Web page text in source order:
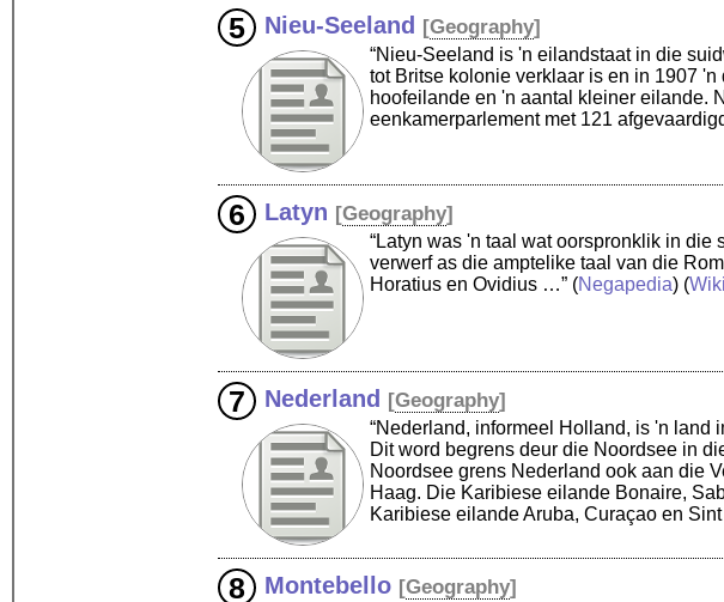
Nieu-Seeland [Geography]
“Nieu-Seeland is 'n eilandstaat in die
tot Britse kolonie verklaar is en in 1907
hoofeilande en 'n aantal kleiner eilande.
eenkamerparlement met 121
Latyn [Geography]
“Latyn was 'n taal wat oorspronklik in
verwerf as die amptelike taal van die
Horatius en Ovidius …” (Negapedia) (
Nederland [Geography]
“Nederland, informeel Holland, is 'n land
Dit word begrens deur die Noordsee in
Noordsee grens Nederland ook aan die
Haag. Die Karibiese eilande Bonaire,
Karibiese eilande Aruba, Curaçao en
Montebello [Geography]